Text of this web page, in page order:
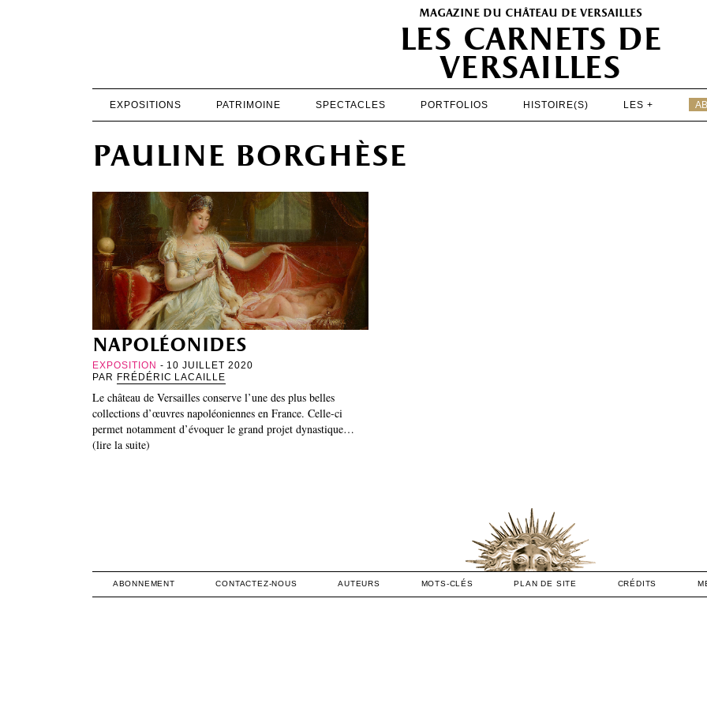
magazine du château de versailles
les carnets de
versailles
EXPOSITIONS PATRIMOINE SPECTACLES PORTFOLIOS HISTOIRE(S) LES +
pauline borghèse
napoléonides
EXPOSITION - 10 JUILLET 2020
PAR FRÉDÉRIC LACAILLE
Le château de Versailles conserve l’une des plus belles
collections d’œuvres napoléoniennes en France. Celle-ci
permet notamment d’évoquer le grand projet dynastique…
(lire la suite)
ABONNEMENT CONTACTEZ-NOUS AUTEURS MOTS-CLÉS PLAN DE SITE CRÉDITS